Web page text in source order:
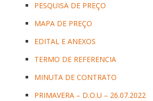
PESQUISA DE PREÇO
MAPA DE PREÇO
EDITAL E ANEXOS
TERMO DE REFERENCIA
MINUTA DE CONTRATO
PRIMAVERA – D.O.U – 26.07.2022